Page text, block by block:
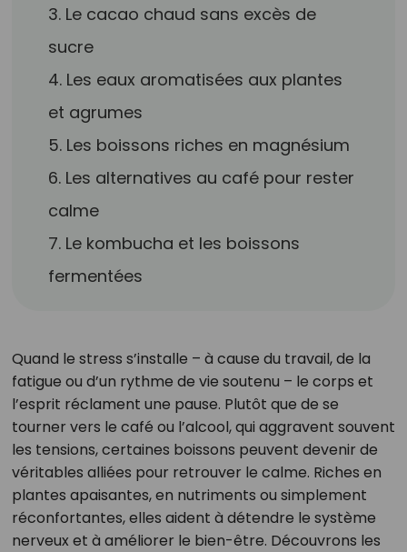
3. Le cacao chaud sans excès de
sucre
4. Les eaux aromatisées aux plantes
et agrumes
5. Les boissons riches en magnésium
6. Les alternatives au café pour rester
calme
7. Le kombucha et les boissons
fermentées
Quand le stress s’installe – à cause du travail, de la
fatigue ou d’un rythme de vie soutenu – le corps et
l’esprit réclament une pause. Plutôt que de se
tourner vers le café ou l’alcool, qui aggravent souvent
les tensions, certaines boissons peuvent devenir de
véritables alliées pour retrouver le calme. Riches en
plantes apaisantes, en nutriments ou simplement
réconfortantes, elles aident à détendre le système
nerveux et à améliorer le bien-être. Découvrons les